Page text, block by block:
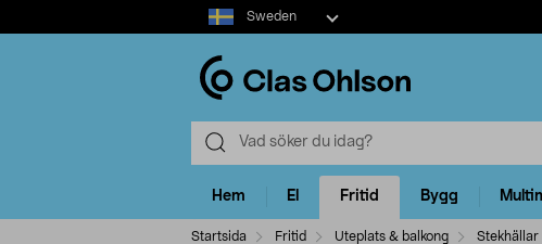
Select
market
Sweden
Hem El Fritid Bygg
Startsida Fritid Uteplats & balkong Stekhällar